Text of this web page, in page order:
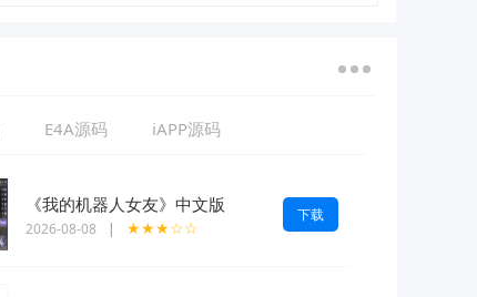
E4A源码 iAPP源码
《我的机器人女友》中文版
2026-08-08 | ★★★☆☆
下载